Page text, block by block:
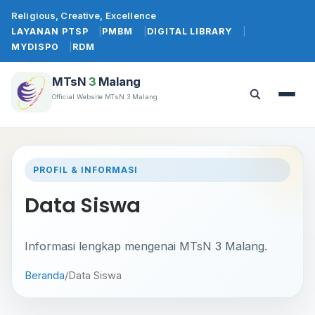
konten
Religious, Creative, Excellence
LAYANAN PTSP PMBM
DIGITAL LIBRARY
MYDISPO
RDM
MTsN 3 Malang
Official Website MTsN 3 Malang
Buka
Buka
PROFIL & INFORMASI
Data Siswa
Informasi lengkap mengenai MTsN 3 Malang.
Beranda/Data Siswa